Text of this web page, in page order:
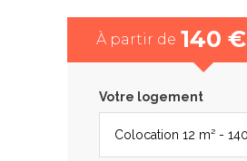
À partir de 140 €
Votre logement